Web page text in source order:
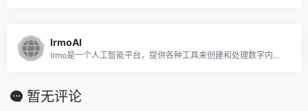
IrmoAI
Irmo是一个人工智能平台，提供各种工具来创建和处理数字内容，包括图像、视频等。
暂无评论